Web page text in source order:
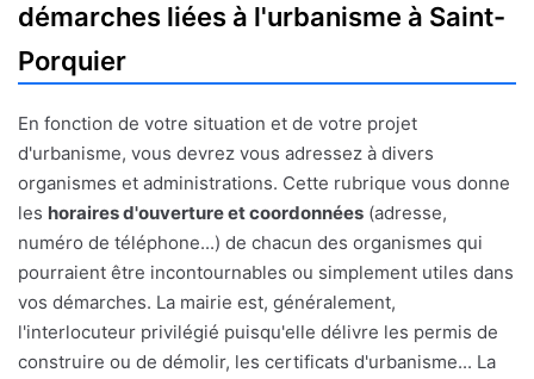
démarches liées à l'urbanisme à Saint-
Porquier
En fonction de votre situation et de votre projet
d'urbanisme, vous devrez vous adressez à divers
organismes et administrations. Cette rubrique vous donne
les horaires d'ouverture et coordonnées (adresse,
numéro de téléphone...) de chacun des organismes qui
pourraient être incontournables ou simplement utiles dans
vos démarches. La mairie est, généralement,
l'interlocuteur privilégié puisqu'elle délivre les permis de
construire ou de démolir, les certificats d'urbanisme... La